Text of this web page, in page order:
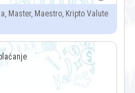
Master, Maestro, Kripto Valute